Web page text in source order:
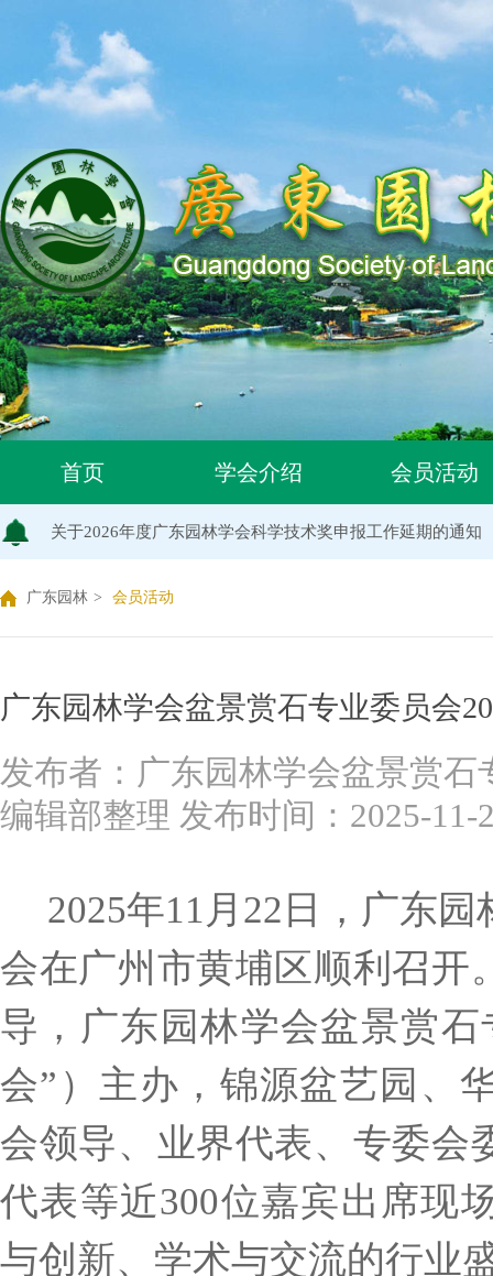
首页 学会介绍 会员活动
关于同意96位个人为广东园林学会个人会员的通知
关于同意318位个人为广东园林学会个人会员的通知
关于2026年度广东园林学会科学技术奖申报工作延期的通知
广东园林学会关于开展2026年广东风景园林优秀学子奖评
关于推荐广东园林学会专家库候选人的通知（2026年度）
关于公布2026年度广东园林学会研究项目立项名单的通知
关于申报2026年度广东园林学会科学技术奖的通知
关于2026年度广东园林学会研究项目评审结果的公示
广东园林 > 会员活动
广东园林学会盆景赏石专业委员会
发布者：广东园林学会盆景赏
编辑部整理 发布时间：2025-11-
2025年11月22日，广东
会在广州市黄埔区顺利召开
导，广东园林学会盆景赏
会” ）主办， 锦源盆艺园、
会领导、业界代表、专委会
代表等近300位嘉宾出席现
与创新、学术与交流的行业